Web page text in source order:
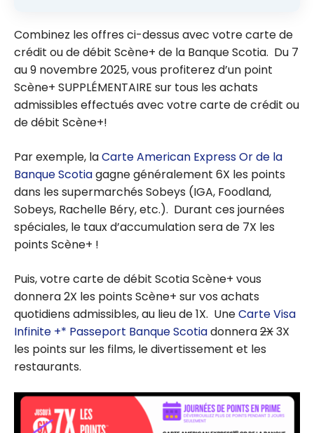
Combinez les offres ci-dessus avec votre carte de
crédit ou de débit Scène+ de la Banque Scotia. Du 7
au 9 novembre 2025, vous profiterez d’un point
Scène+ SUPPLÉMENTAIRE sur tous les achats
admissibles effectués avec votre carte de crédit ou
de débit Scène+!
Par exemple, laCarte American Express Or de la
Banque Scotiagagne généralement 6X les points
dans les supermarchés Sobeys (IGA, Foodland,
Sobeys, Rachelle Béry, etc.). Durant ces journées
spéciales, le taux d’accumulation sera de 7X les
points Scène+ !
Puis, votre carte de débit Scotia Scène+ vous
donnera 2X les points Scène+ sur vos achats
quotidiens admissibles, au lieu de 1X. UneCarte Visa
Infinite +* Passeport Banque Scotiadonnera2X3X
les points sur les films, le divertissement et les
restaurants.